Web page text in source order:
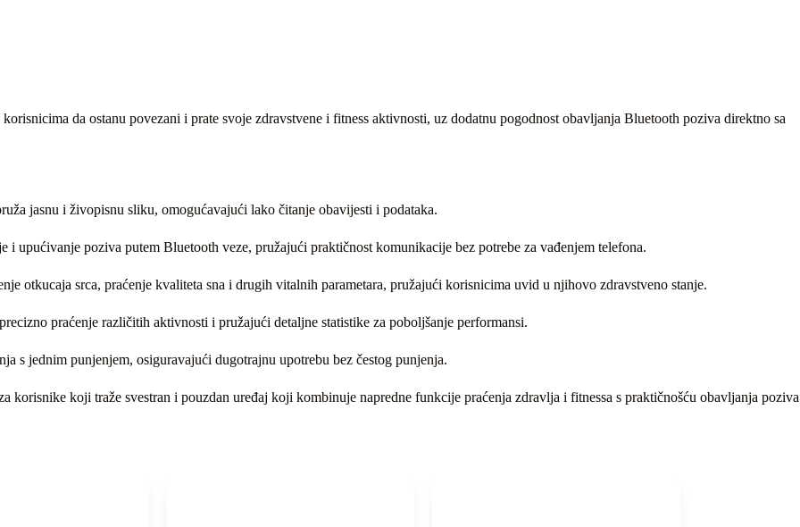
da ostanu povezani i prate svoje zdravstvene i fitness aktivnosti, uz dodatnu pogodnost obavljanja Bluetooth poziva direktno sa
jasnu i živopisnu sliku, omogućavajući lako čitanje obavijesti i podataka.
upućivanje poziva putem Bluetooth veze, pružajući praktičnost komunikacije bez potrebe za vađenjem telefona.
otkucaja srca, praćenje kvaliteta sna i drugih vitalnih parametara, pružajući korisnicima uvid u njihovo zdravstveno stanje.
praćenje različitih aktivnosti i pružajući detaljne statistike za poboljšanje performansi.
s jednim punjenjem, osiguravajući dugotrajnu upotrebu bez čestog punjenja.
korisnike koji traže svestran i pouzdan uređaj koji kombinuje napredne funkcije praćenja zdravlja i fitnessa s praktičnošću obavljanja poziva